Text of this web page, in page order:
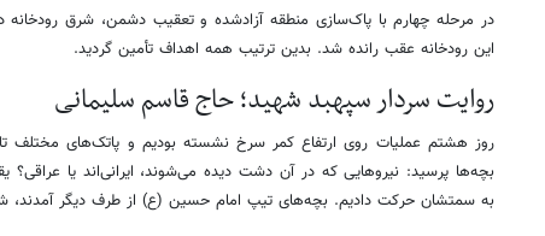
در مرحله چهارم با پاک‌سازی منطقه آزادشده و تعقیب دشمن، شرق
این رودخانه عقب رانده شد. بدین ترتیب همه اهداف تأمین گردید.
روایت سردار سپهبد شهید؛ حاج قاسم سلیمانی
روز هشتم عملیات روی ارتفاع کمر سرخ نشسته بودیم و پاتک‌های مختلف
بچه‌ها پرسید: نیروهایی که در آن دشت دیده می‌شوند، ایرانی‌اند یا عراقی؟
به سمتشان حرکت دادیم. بچه‌های تیپ امام حسین (ع) از طرف دیگر آمدند،